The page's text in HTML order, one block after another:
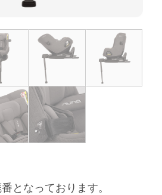
このサイトについて
プライバシーポリシー
サイトマップ
となっております。